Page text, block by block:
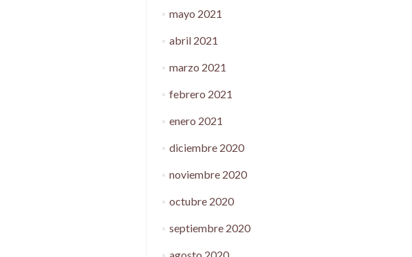
mayo 2021
abril 2021
marzo 2021
febrero 2021
enero 2021
diciembre 2020
noviembre 2020
octubre 2020
septiembre 2020